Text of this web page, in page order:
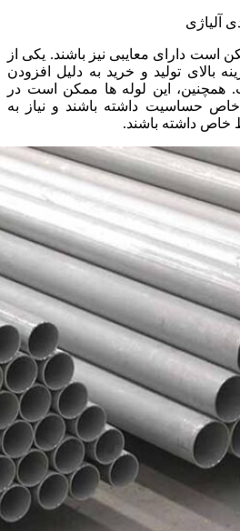
آلیاژی
است دارای معایبی نیز باشند. یکی از
بالای تولید و خرید به دلیل افزودن
همچنین، این لوله‌ ها ممکن است در
خاص حساسیت داشته باشند و نیاز به
خاص داشته باشند.